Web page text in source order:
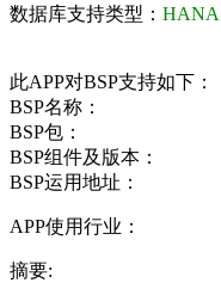
数据库支持类型： HANA
此APP对BSP支持如下：
BSP名称：
BSP包：
BSP组件及版本：
BSP运用地址：
APP使用行业：
摘要: